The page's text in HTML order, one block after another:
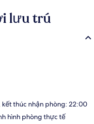
lưu trú
kết thúc nhận phòng: 22:00
hình phòng thực tế